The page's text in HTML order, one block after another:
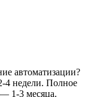
автоматизации?
4 недели. Полное
— 1-3 месяца.